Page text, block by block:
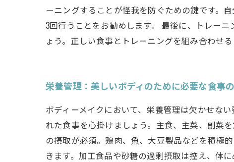
ーニングすることが怪我を防ぐための鍵です。
3回行うことをお勧めします。 最後に、トレー
ょう。正しい食事とトレーニングを組み合わせ
栄養管理：美しいボディのために必要な食事
ボディーメイクにおいて、栄養管理は欠かせな
れた食事を心掛けましょう。主食、主菜、副菜
の摂取が必須。鶏肉、魚、大豆製品などを積極
きます。加工食品や砂糖の過剰摂取は控え、体